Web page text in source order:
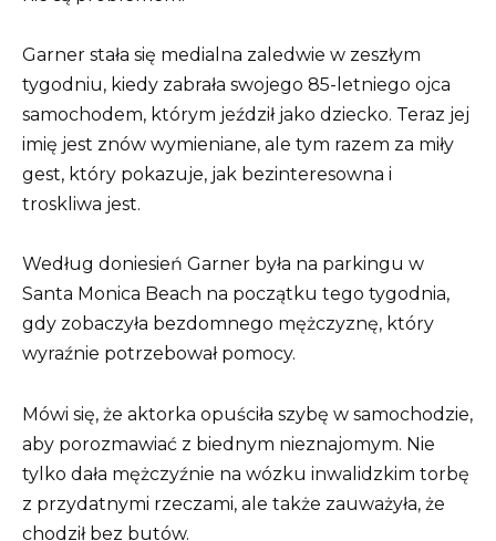
Garner stała się medialna zaledwie w zeszłym
tygodniu, kiedy zabrała swojego 85-letniego ojca
samochodem, którym jeździł jako dziecko. Teraz jej
imię jest znów wymieniane, ale tym razem za miły
gest, który pokazuje, jak bezinteresowna i
troskliwa jest.
Według doniesień Garner była na parkingu w
Santa Monica Beach na początku tego tygodnia,
gdy zobaczyła bezdomnego mężczyznę, który
wyraźnie potrzebował pomocy.
Mówi się, że aktorka opuściła szybę w samochodzie,
aby porozmawiać z biednym nieznajomym. Nie
tylko dała mężczyźnie na wózku inwalidzkim torbę
z przydatnymi rzeczami, ale także zauważyła, że ​​
chodził bez butów.